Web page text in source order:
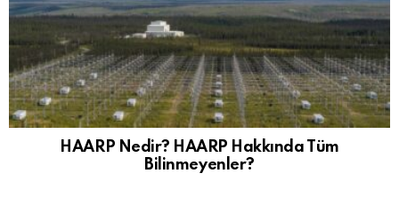
HAARP Nedir? HAARP Hakkında Tüm
Bilinmeyenler?